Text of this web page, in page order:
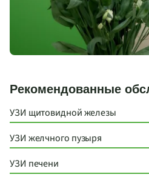
Рекомендованные
УЗИ щитовидной железы
УЗИ желчного пузыря
УЗИ печени